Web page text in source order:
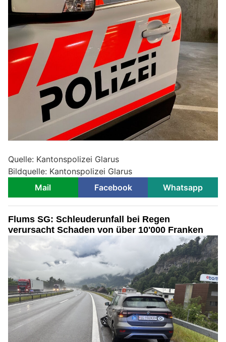
Quelle: Kantonspolizei Glarus
Bildquelle: Kantonspolizei Glarus
Mail
Facebook Whatsapp
Flums SG: Schleuderunfall bei Regen
verursacht Schaden von über 10'000 Franken